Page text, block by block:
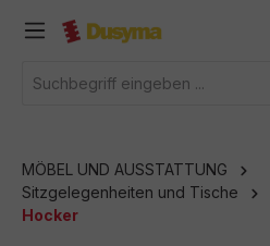
springen
MÖBEL UND AUSSTATTUNG
Sitzgelegenheiten und Tische
Hocker